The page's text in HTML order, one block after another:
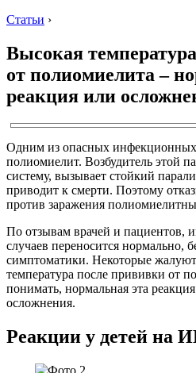
Статьи ›
Высокая
от полиомиелита –
реакция или
Одним из опасных инфекционных
полиомиелит. Возбудитель этой
систему, вызывает стойкий
приводит к смерти. Поэтому
против заражения
По отзывам врачей и пациентов,
случаев переносится нормально,
симптоматики. Некоторые
температура после прививки от
понимать, нормальная эта
осложнения.
Реакции у детей на